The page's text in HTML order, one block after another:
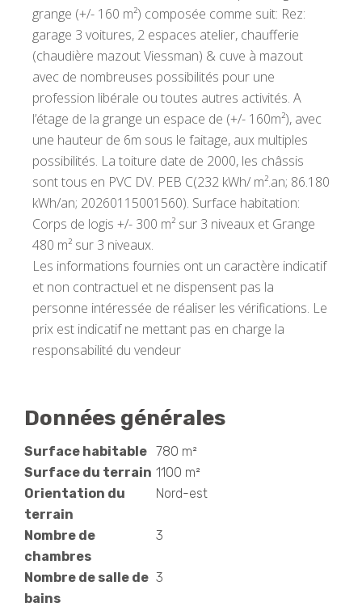
grange (+/- 160 m²) composée comme suit: Rez:
garage 3 voitures, 2 espaces atelier, chaufferie
(chaudière mazout Viessman) & cuve à mazout
avec de nombreuses possibilités pour une
profession libérale ou toutes autres activités. A
l’étage de la grange un espace de (+/- 160m²), avec
une hauteur de 6m sous le faitage, aux multiples
possibilités. La toiture date de 2000, les châssis
sont tous en PVC DV. PEB C(232 kWh/ m².an; 86.180
kWh/an; 20260115001560). Surface habitation:
Corps de logis +/- 300 m² sur 3 niveaux et Grange
480 m² sur 3 niveaux.
Les informations fournies ont un caractère indicatif
et non contractuel et ne dispensent pas la
personne intéressée de réaliser les vérifications. Le
prix est indicatif ne mettant pas en charge la
responsabilité du vendeur
Données générales
Surface habitable 780 m²
Surface du terrain 1100 m²
Orientation du
terrain
Nord-est
Nombre de
chambres
3
Nombre de salle de
bains
3